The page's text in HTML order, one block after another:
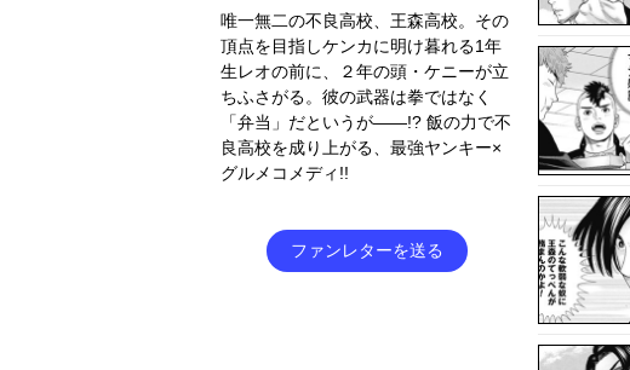
唯一無二の不良高校、王森高校。その
頂点を目指しケンカに明け暮れる1年
生レオの前に、２年の頭・ケニーが立
ちふさがる。彼の武器は拳ではなく
「弁当」だというが――!? 飯の力で不
良高校を成り上がる、最強ヤンキー×
グルメコメディ!!
ファンレターを送る